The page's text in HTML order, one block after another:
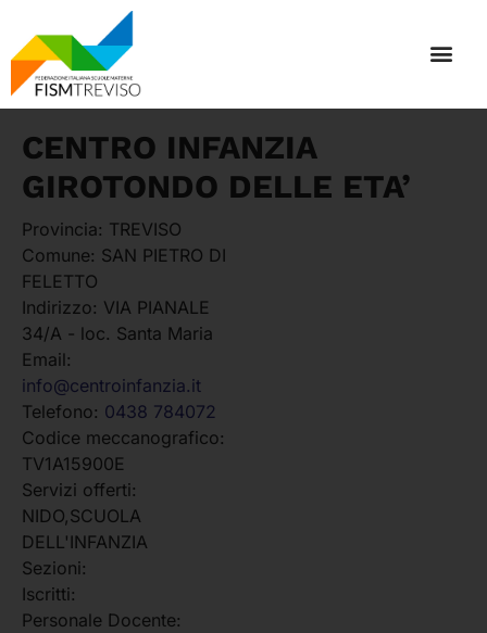
CENTRO INFANZIA
GIROTONDO DELLE ETA’
Provincia: TREVISO
Comune: SAN PIETRO DI
FELETTO
Indirizzo: VIA PIANALE
34/A - loc. Santa Maria
Email:
info@centroinfanzia.it
Telefono: 0438 784072
Codice meccanografico:
TV1A15900E
Servizi offerti:
NIDO,SCUOLA
DELL'INFANZIA
Sezioni:
Iscritti:
Personale Docente: